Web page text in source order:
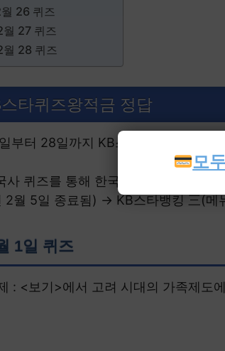
26 퀴즈
월 27 퀴즈
월 28 퀴즈
타퀴즈왕적금 정답
부터 28일까지 KB스타퀴즈왕적금
사 퀴즈를 통해 한국사 공부를 하고,
2월 5일 종료됨) → KB스타뱅킹 三(메
1일 퀴즈
: <보기>에서 고려 시대의 가족제도
모